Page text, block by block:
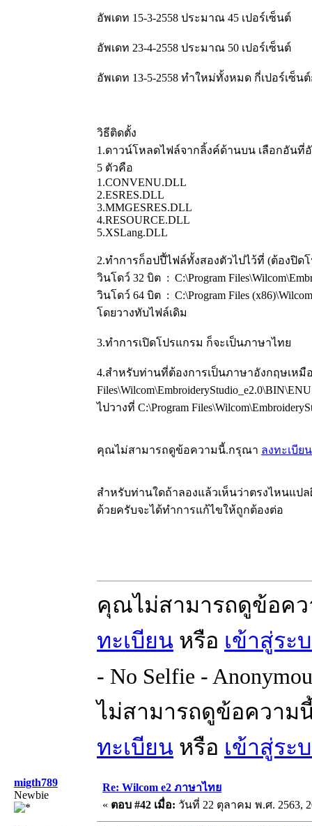
อัพเดท 15-3-2558 ประมาณ 45 เปอร์เซ็นต์
อัพเดท 23-4-2558 ประมาณ 50 เปอร์เซ็นต์
อัพเดท 13-5-2558 ทำใหม่ทั้งหมด กี่เปอร์เซ็
วิธีติดตั้ง
1.ดาวน์โหลดไฟล์จากลิ้งค์ด้านบน เลือกอันที่
5 ตัวคือ
1.CONVENU.DLL
2.ESRES.DLL
3.MMGESRES.DLL
4.RESOURCE.DLL
5.XSLang.DLL
2.ทำการก็อปปี้ไฟล์ทั้งสองตัวไปไว้ที่ (ต้องปิด
วินโดว์ 32 บิต : C:\Program
วินโดว์ 64 บิต : C:\Program Files
โดยวางทับไฟล์เดิม
3.ทำการเปิดโปรแกรม ก็จะเป็นภาษาไทย
4.สำหรับท่านที่ต้องการเป็นภาษาอังกฤษเหมือ
ไปวางที่ C:\Program
คุณไม่สามารถดูข้อความนี้.กรุณา ลงทะเบียน
สำหรับท่านใดถ้าลองแล้วเห็นว่าตรงไหนแป
ด้วยครับจะได้ทำการแก้ไขให้ถูกต้องต่อ
คุณไม่สามารถดูข้อค
ทะเบียน หรือ เข้าสู่ระ
- No Selfie -
ไม่สามารถดูข้อควา
ทะเบียน หรือ เข้าสู่ระ
migth789
Newbie
Re: Wilcom e2 ภาษาไทย
« ตอบ #42 เมื่อ: วันที่ 22 ตุลาคม พ.ศ. 2563,